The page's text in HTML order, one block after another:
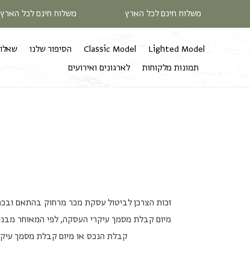
משלוח חינם לכל משלוח חינם לכל הארץ
Lighted Model
Classic Model הסיפור שלנו
תמונות מלקוחות
לארגונים ואירועים
מיום קבלת מסמך עיקרי העסקה, לפי המאוחר
קבלת הנכס או מיום קבלת מסמך